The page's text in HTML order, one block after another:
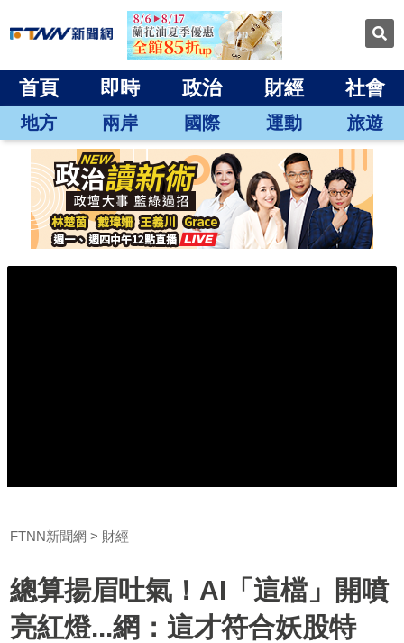
首頁 即時 政治 財經 社會
地方 兩岸 國際 運動 旅遊
FTNN新聞網 財經
總算揚眉吐氣！AI「這檔」開噴
亮紅燈...網：這才符合妖股特